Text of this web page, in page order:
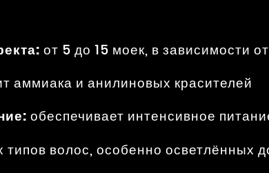
от 5 до 15 моек, в зависимости
аммиака и анилиновых красителей
обеспечивает интенсивное
типов волос, особенно осветлённых